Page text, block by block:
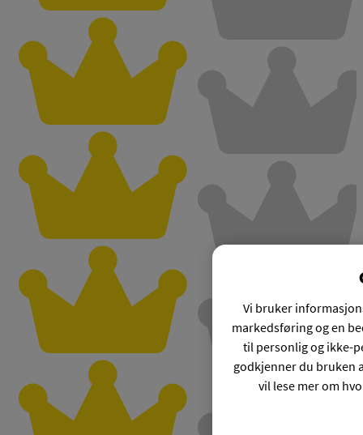
Vi bruker
markedsføring og en
til personlig og ikke-
godkjenner du bruken
vil lese mer om